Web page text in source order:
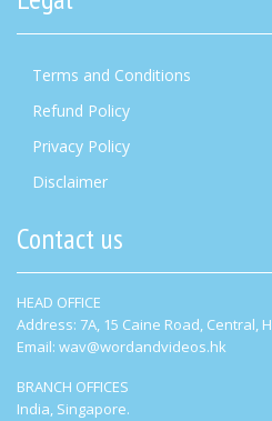
Terms and Conditions
Refund Policy
Privacy Policy
Disclaimer
Contact us
HEAD OFFICE
Address: 7A, 15 Caine Road, Central,
Email: wav@wordandvideos.hk
BRANCH OFFICES
India, Singapore.